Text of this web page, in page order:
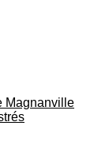
Magnanville